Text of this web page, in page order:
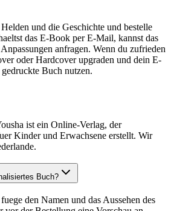
und die Geschichte und bestelle
das E-Book per E-Mail, kannst das
anfragen. Wenn du zufrieden
oder Hardcover upgraden und dein E-
Buch nutzen.
ist ein Online-Verlag, der
Kinder und Erwachsene erstellt. Wir
Buch?
den Namen und das Aussehen des